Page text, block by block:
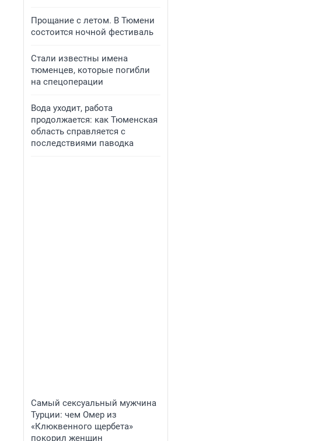
Прощание с летом. В Тюмени
состоится ночной фестиваль
Стали известны имена
тюменцев, которые погибли
на спецоперации
Вода уходит, работа
продолжается: как Тюменская
область справляется с
последствиями паводка
Самый сексуальный мужчина
Турции: чем Омер из
«Клюквенного щербета»
покорил женщин